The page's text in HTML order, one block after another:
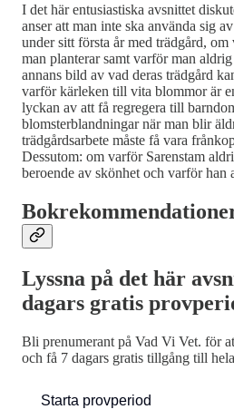
I det här entusiastiska avsnittet
anser att man inte ska använda sig
under sitt första år med trädgård,
man planterar samt varför man
annans bild av vad deras trädgård
varför kärleken till vita blommor är
lyckan av att få regregera till
blomsterblandningar när man blir
trädgårdsarbete måste få vara
Dessutom: om varför Sarenstam
beroende av skönhet och varför
Lyssna på det här
dagars gratis
Bli prenumerant på Vad Vi Vet. för
och få 7 dagars gratis tillgång till
Starta provperiod